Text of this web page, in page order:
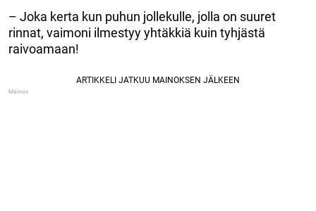
– Joka kerta kun puhun jollekulle, jolla on suuret
rinnat, vaimoni ilmestyy yhtäkkiä kuin tyhjästä
raivoamaan!